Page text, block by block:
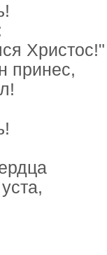
Христос!"
принес,